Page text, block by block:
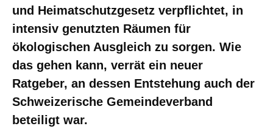
und Heimatschutzgesetz verpflichtet, in
intensiv genutzten Räumen für
ökologischen Ausgleich zu sorgen. Wie
das gehen kann, verrät ein neuer
Ratgeber, an dessen Entstehung auch der
Schweizerische Gemeindeverband
beteiligt war.